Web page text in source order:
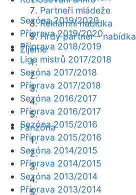
Partneři mládeže
Reklamní nabídka
Hrdý partner - nabídka
Žijeme
Fanzóna
Sezóna 2019/2020
Příprava 2019/2020
Příprava 2018/2019
Liga mistrů 2017/2018
Sezóna 2017/2018
Příprava 2017/2018
Sezóna 2016/2017
Příprava 2016/2017
Sezóna 2015/2016
Příprava 2015/2016
Sezóna 2014/2015
Příprava 2014/2015
Sezóna 2013/2014
Příprava 2013/2014